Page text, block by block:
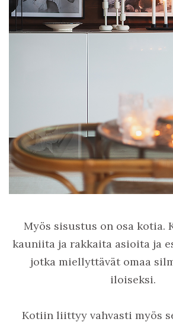
Myös sisustus on osa kotia.
kauniita ja rakkaita asioita ja
jotka miellyttävät omaa
iloiseksi.
Kotiin liittyy vahvasti myös